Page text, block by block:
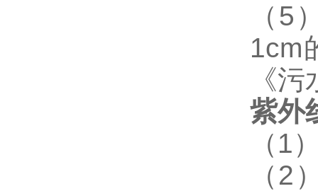
（ 5
1cm
《
紫外
（ 1
（ 2